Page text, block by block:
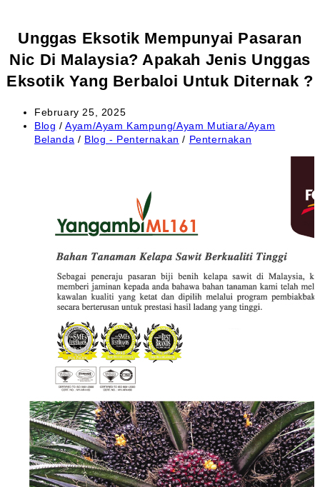
Unggas Eksotik Mempunyai Pasaran
Nic Di Malaysia? Apakah Jenis Unggas
Eksotik Yang Berbaloi Untuk Diternak ?
Post
published:
February 25, 2025
Post
category:
Blog / Ayam/Ayam Kampung/Ayam Mutiara/Ayam
Belanda / Blog - Penternakan / Penternakan